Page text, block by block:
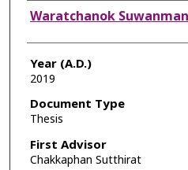
Author
Waratchanok
Year (A.D.)
2019
Document Type
Thesis
First Advisor
Chakkaphan Sutthirat